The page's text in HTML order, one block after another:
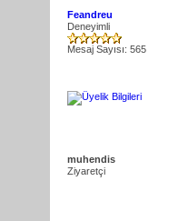
Feandreu
Deneyimli
Mesaj Sayısı: 565
muhendis
Ziyaretçi